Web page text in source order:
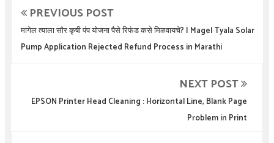
PREVIOUS POST
मागेल त्याला सौर कृषी पंप योजना पैसे रिफंड कसे मिळवायचे? | Magel Tyala Solar
Pump Application Rejected Refund Process in Marathi
NEXT POST
EPSON Printer Head Cleaning : Horizontal Line, Blank Page
Problem in Print